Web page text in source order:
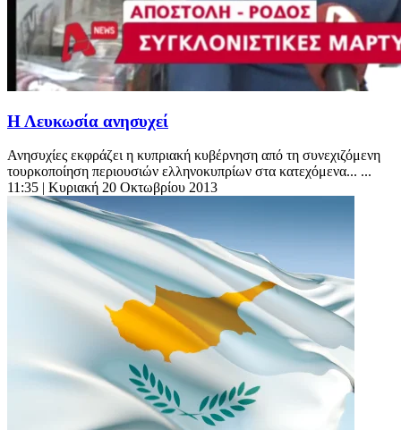
Η Λευκωσία ανησυχεί
Ανησυχίες εκφράζει η κυπριακή κυβέρνηση από τη συνεχιζόμενη
τουρκοποίηση περιουσιών ελληνοκυπρίων στα κατεχόμενα... ...
11:35 | Κυριακή 20 Οκτωβρίου 2013